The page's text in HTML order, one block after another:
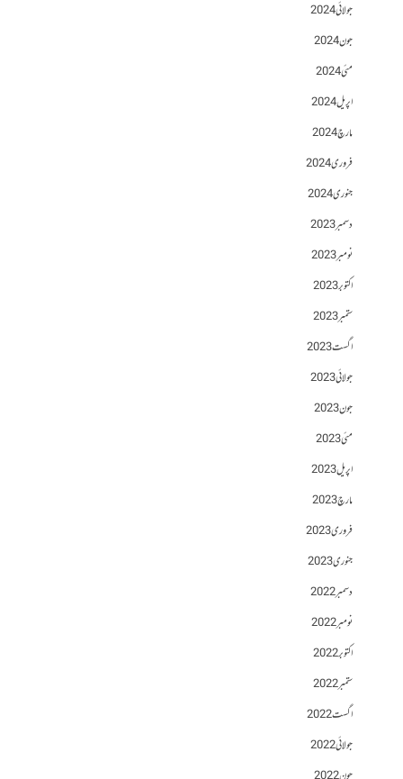
جولائی 2024
جون 2024
مئی 2024
اپریل 2024
مارچ 2024
فروری 2024
جنوری 2024
دسمبر 2023
نومبر 2023
اکتوبر 2023
ستمبر 2023
اگست 2023
جولائی 2023
جون 2023
مئی 2023
اپریل 2023
مارچ 2023
فروری 2023
جنوری 2023
دسمبر 2022
نومبر 2022
اکتوبر 2022
ستمبر 2022
اگست 2022
جولائی 2022